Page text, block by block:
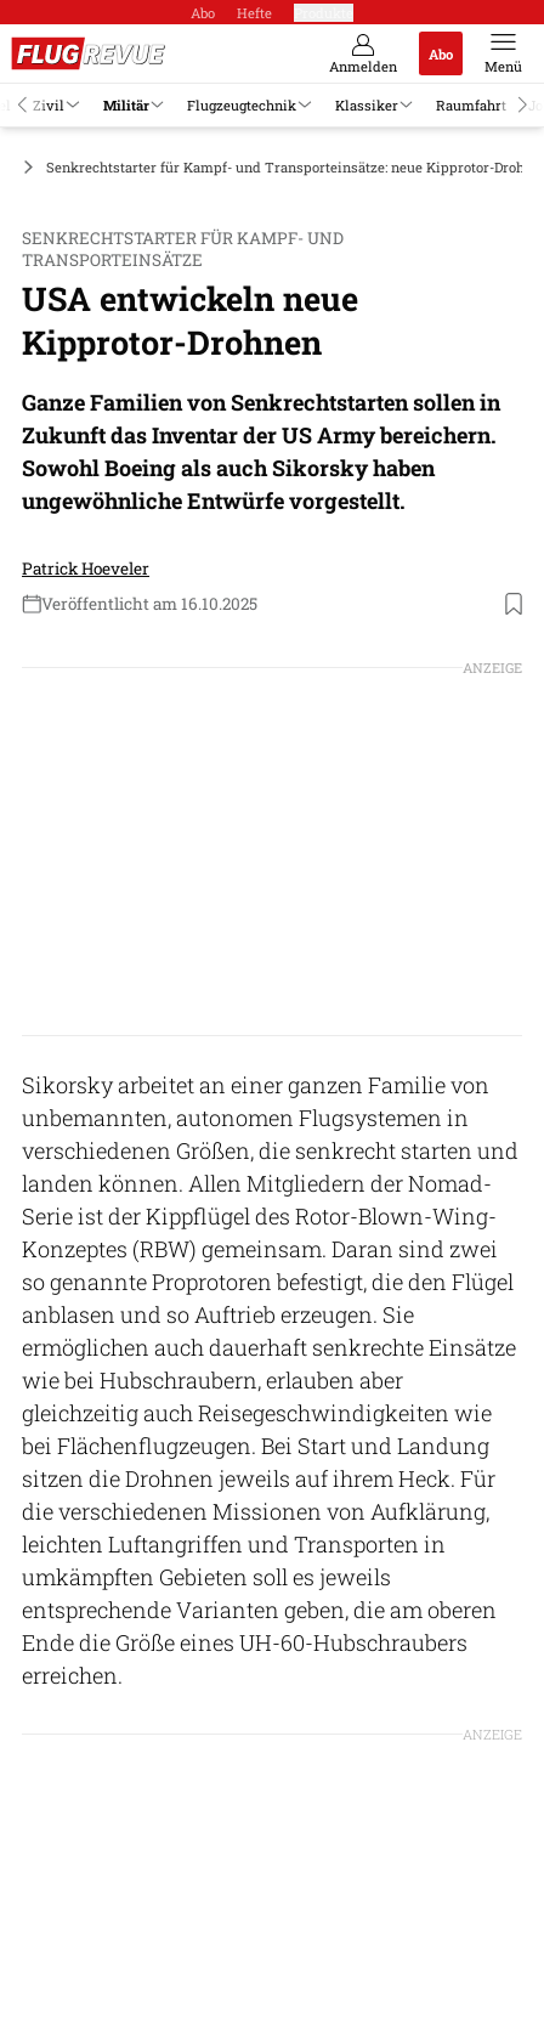
Abo Hefte
Anmelden
Abo
Menü
Zivil Militär Flugzeugtechnik Klassiker Raumfahrt
Senkrechtstarter für Kampf- und Transporteinsätze: neue Kipprotor-
SENKRECHTSTARTER FÜR KAMPF- UND
TRANSPORTEINSÄTZE
USA entwickeln neue
Kipprotor-Drohnen
Ganze Familien von Senkrechtstarten sollen in
Zukunft das Inventar der US Army bereichern.
Sowohl Boeing als auch Sikorsky haben
ungewöhnliche Entwürfe vorgestellt.
Patrick Hoeveler
Veröffentlicht am 16.10.2025
Foto: Sikorsky/Lockheed Martin
ANZEIGE
Sikorsky arbeitet an einer ganzen Familie von
unbemannten, autonomen Flugsystemen in
verschiedenen Größen, die senkrecht starten und
landen können. Allen Mitgliedern der Nomad-
Serie ist der Kippflügel des Rotor-Blown-Wing-
Konzeptes (RBW) gemeinsam. Daran sind zwei
so genannte Proprotoren befestigt, die den Flügel
anblasen und so Auftrieb erzeugen. Sie
ermöglichen auch dauerhaft senkrechte Einsätze
wie bei Hubschraubern, erlauben aber
gleichzeitig auch Reisegeschwindigkeiten wie
bei Flächenflugzeugen. Bei Start und Landung
sitzen die Drohnen jeweils auf ihrem Heck. Für
die verschiedenen Missionen von Aufklärung,
leichten Luftangriffen und Transporten in
umkämpften Gebieten soll es jeweils
entsprechende Varianten geben, die am oberen
Ende die Größe eines UH-60-Hubschraubers
erreichen.
ANZEIGE